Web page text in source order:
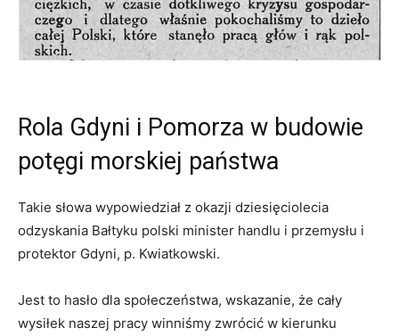
Rola Gdyni i Pomorza w budowie
potęgi morskiej państwa
Takie słowa wypowiedział z okazji dziesię­ciolecia
odzyskania Bałtyku polski minister handlu i przemysłu i
protektor Gdyni, p. Kwiatkowski.
Jest to hasło dla społeczeństwa, wskazanie, że cały
wysiłek naszej pracy winniśmy zwrócić w kierunku